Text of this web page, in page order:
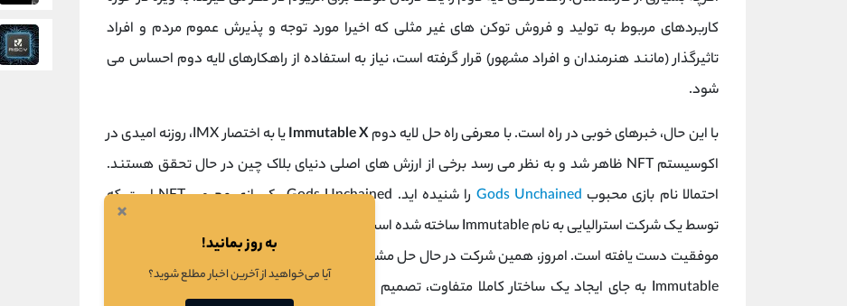
کاربردهای مربوط به تولید و فروش توکن های غیر مثلی که اخیرا مورد توجه و پذیرش عموم مردم و افراد
تاثیرگذار (مانند هنرمندان و افراد مشهور) قرار گرفته است، نیاز به استفاده از راهکارهای لایه دوم احساس می
شود.
با این حال، خبرهای خوبی در راه است. با معرفی راه حل لایه دومImmutable X
یا به اختصار IMX، روزنه امیدی در
اکوسیستم NFT ظاهر شد و به نظر می رسد برخی از ارزش های اصلی دنیای بلاک چین در حال تحقق هستند.
احتمالا نام بازی محبوب Gods Unchained
را شنیده اید. Gods Unchained یک بازی محبوب NFT است که
توسط یک شرکت استرالیایی به نام Immutable ساخته شده است و در بین گیمرها و طرفداران
موفقیت دست یافته است. امروز، همین شرکت در حال حل مشکل
مقیاس پذیریدر بلاک چین اتریوم است. تیم
Immutable به جای ایجاد یک ساختار کاملا متفاوت، تصمیم گرفت با همان پایه ایمن و غیرمتمرکز که شبکه
×
به روز بمانید!
آیا می‌خواهید از آخرین اخبار مطلع شوید؟